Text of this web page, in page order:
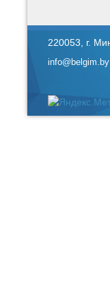
220053, г.
info@belgim.by